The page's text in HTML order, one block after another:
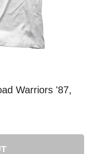
Warriors '87,